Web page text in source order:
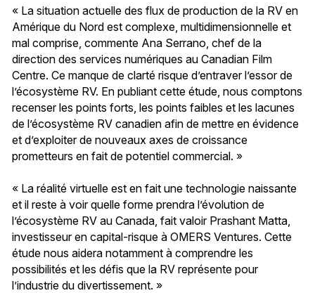
« La situation actuelle des flux de production de la RV en
Amérique du Nord est complexe, multidimensionnelle et
mal comprise, commente Ana Serrano, chef de la
direction des services numériques au Canadian Film
Centre. Ce manque de clarté risque d’entraver l’essor de
l’écosystème RV. En publiant cette étude, nous comptons
recenser les points forts, les points faibles et les lacunes
de l’écosystème RV canadien afin de mettre en évidence
et d’exploiter de nouveaux axes de croissance
prometteurs en fait de potentiel commercial. »
« La réalité virtuelle est en fait une technologie naissante
et il reste à voir quelle forme prendra l’évolution de
l’écosystème RV au Canada, fait valoir Prashant Matta,
investisseur en capital-risque à OMERS Ventures. Cette
étude nous aidera notamment à comprendre les
possibilités et les défis que la RV représente pour
l’industrie du divertissement. »